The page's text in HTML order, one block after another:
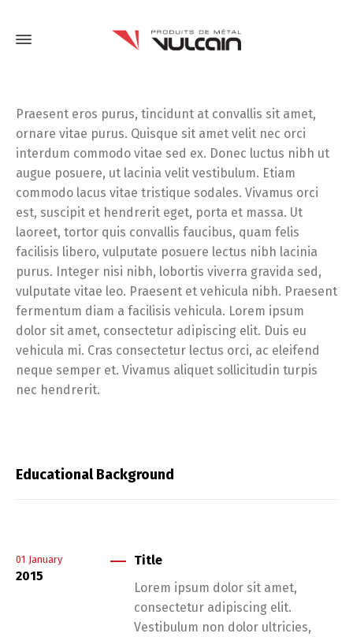
Praesent eros purus, tincidunt at convallis sit amet,
ornare vitae purus. Quisque sit amet velit nec orci
interdum commodo vitae sed ex. Donec luctus nibh ut
augue posuere, ut lacinia velit vestibulum. Etiam
commodo lacus vitae tristique sodales. Vivamus orci
est, suscipit et hendrerit eget, porta et massa. Ut
laoreet, tortor quis convallis faucibus, quam felis
facilisis libero, vulputate posuere lectus nibh lacinia
purus. Integer nisi nibh, lobortis viverra gravida sed,
vulputate vitae leo. Praesent et vehicula nibh. Praesent
fermentum diam a facilisis vehicula. Lorem ipsum
dolor sit amet, consectetur adipiscing elit. Duis eu
vehicula mi. Cras consectetur lectus orci, ac eleifend
neque semper et. Vivamus aliquet sollicitudin turpis
nec hendrerit.
Educational Background
01 January
2015
Title
Lorem ipsum dolor sit amet,
consectetur adipiscing elit.
Vestibulum non dolor ultricies,